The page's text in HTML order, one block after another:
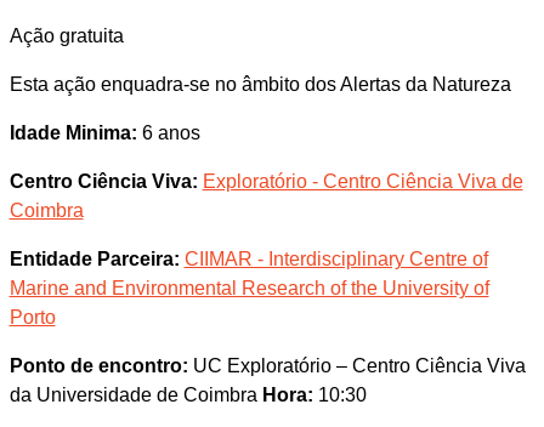
Ação gratuita
Esta ação enquadra-se no âmbito dos Alertas da Natureza
Idade Minima: 6 anos
Centro Ciência Viva: Exploratório - Centro Ciência Viva de
Coimbra
Entidade Parceira: CIIMAR - Interdisciplinary Centre of
Marine and Environmental Research of the University of
Porto
Ponto de encontro: UC Exploratório – Centro Ciência Viva
da Universidade de Coimbra Hora: 10:30